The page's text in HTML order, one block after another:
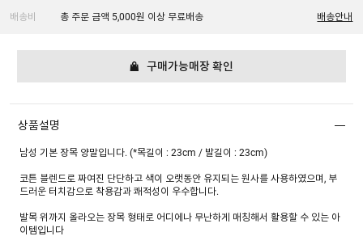
배송비 총 주문 금액 5,000원 이상 무료배송 배송안내
구매가능매장 확인
상품설명
남성 기본 장목 양말입니다. (*목길이 : 23cm / 발길이 : 23cm)
코튼 블렌드로 짜여진 단단하고 색이 오랫동안 유지되는 원사를 사용하였으며, 부
드러운 터치감으로 착용감과 쾌적성이 우수합니다.
발목 위까지 올라오는 장목 형태로 어디에나 무난하게 매칭해서 활용할 수 있는 아
이템입니다